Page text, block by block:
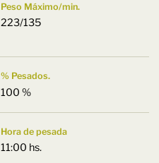
Peso Máximo/min.
223/135
% Pesados.
100 %
Hora de pesada
11:00 hs.